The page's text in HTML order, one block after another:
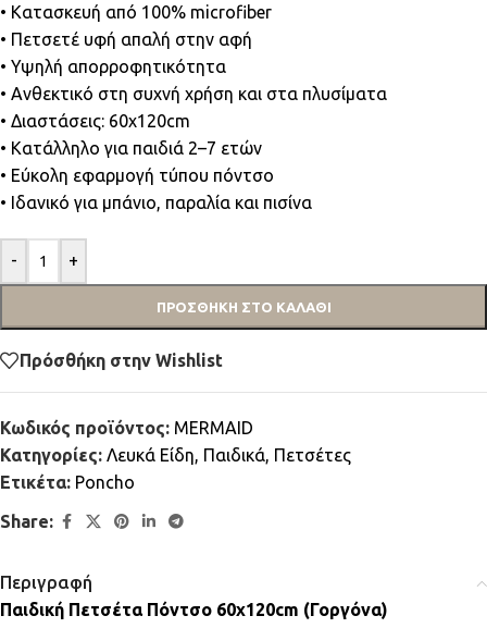
• Κατασκευή από 100% microfiber
• Πετσετέ υφή απαλή στην αφή
• Υψηλή απορροφητικότητα
• Ανθεκτικό στη συχνή χρήση και στα πλυσίματα
• Διαστάσεις: 60x120cm
• Κατάλληλο για παιδιά 2–7 ετών
• Εύκολη εφαρμογή τύπου πόντσο
• Ιδανικό για μπάνιο, παραλία και πισίνα
- +
ΠΡΟΣΘΉΚΗ ΣΤΟ ΚΑΛΆΘΙ
Πρόσθήκη στην Wishlist
Κωδικός προϊόντος: MERMAID
Κατηγορίες: Λευκά Είδη, Παιδικά, Πετσέτες
Ετικέτα: Poncho
Share:
Περιγραφή
Παιδική Πετσέτα Πόντσο 60x120cm (Γοργόνα)